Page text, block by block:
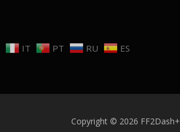
IT PT RU ES
Copyright © 2026 FF2Dash+